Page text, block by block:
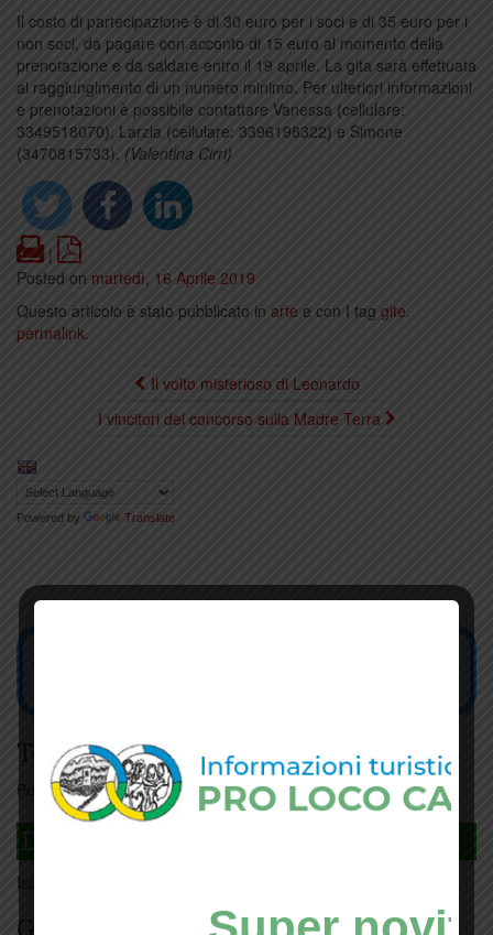
Il costo di partecipazione è di 30 euro per i soci e di 35 euro per i
non soci, da pagare con acconto di 15 euro al momento della
prenotazione e da saldare entro il 19 aprile. La gita sarà effettuata
al raggiungimento di un numero minimo. Per ulteriori informazioni
e prenotazioni è possibile contattare Vanessa (cellulare:
3349518070), Larzia (cellulare: 3396198322) e Simone
(3470815733). (Valentina Cirri)
Print
|
Posted on martedì, 16 Aprile 2019
Questo articolo è stato pubblicato in arte e con I tag gite.
permalink.
Il volto misterioso di Leonardo
I vincitori del concorso sulla Madre Terra
Powered by Translate
Tesseramento
Puoi tesserarti onlinecliccando qui
DAGLI L'ANDA
Iscriviti